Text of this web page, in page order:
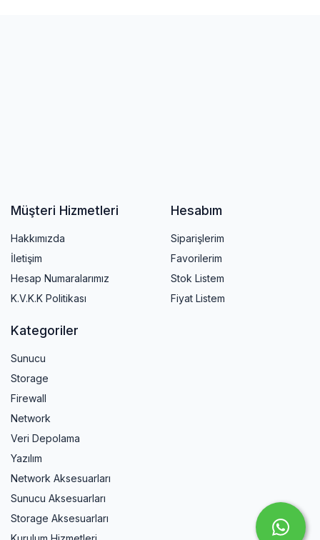
Müşteri Hizmetleri
Hakkımızda
İletişim
Hesap Numaralarımız
K.V.K.K Politikası
Hesabım
Siparişlerim
Favorilerim
Stok Listem
Fiyat Listem
Kategoriler
Sunucu
Storage
Firewall
Network
Veri Depolama
Yazılım
Network Aksesuarları
Sunucu Aksesuarları
Storage Aksesuarları